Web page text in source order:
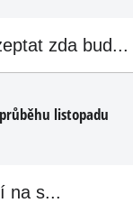
zda bud...
listopadu
na s...